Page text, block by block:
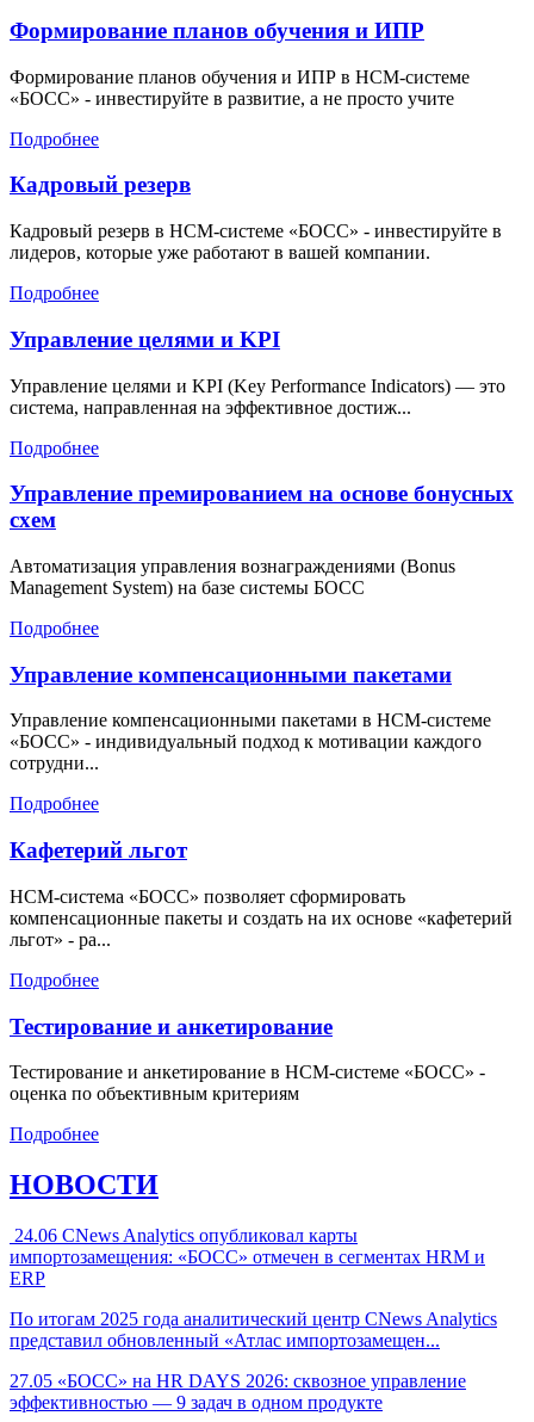
Формирование планов обучения и ИПР
Формирование планов обучения и ИПР в HCM-системе
«БОСС» - инвестируйте в развитие, а не просто учите
Подробнее
Кадровый резерв
Кадровый резерв в HCM-системе «БОСС» - инвестируйте в
лидеров, которые уже работают в вашей компании.
Подробнее
Управление целями и KPI
Управление целями и KPI (Key Performance Indicators) — это
система, направленная на эффективное достиж...
Подробнее
Управление премированием на основе бонусных
схем
Автоматизация управления вознаграждениями (Bonus
Management System) на базе системы БОСС
Подробнее
Управление компенсационными пакетами
Управление компенсационными пакетами в HCM-системе
«БОСС» - индивидуальный подход к мотивации каждого
сотрудни...
Подробнее
Кафетерий льгот
HCM-система «БОСС» позволяет сформировать
компенсационные пакеты и создать на их основе «кафетерий
льгот» - ра...
Подробнее
Тестирование и анкетирование
Тестирование и анкетирование в HCM-системе «БОСС» -
оценка по объективным критериям
Подробнее
НОВОСТИ
24.06 CNews Analytics опубликовал карты
импортозамещения: «БОСС» отмечен в сегментах HRM и
ERP
По итогам 2025 года аналитический центр CNews Analytics
представил обновленный «Атлас импортозамещен...
27.05 «БОСС» на HR DAYS 2026: сквозное управление
эффективностью — 9 задач в одном продукте